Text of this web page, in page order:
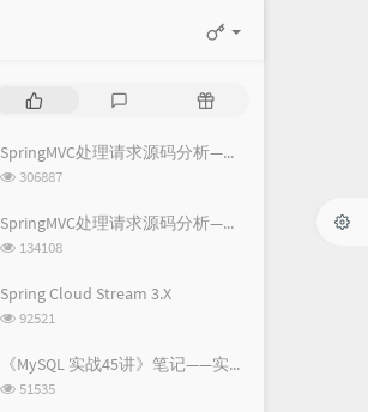
文
章
评
随
SpringMVC处理请求源码分析——part1 整体流程
浏
次
306887
SpringMVC处理请求源码分析——part2 场景分析
浏
次
134108
Spring Cloud Stream 3.X
浏
次
数:
92521
《MySQL 实战45讲》笔记——实战篇（9~21课）
浏
51535